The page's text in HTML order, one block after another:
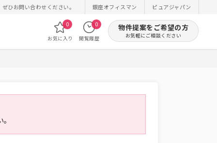
ひお問い合わせください。 銀座オフィスマン ピュアジャパン
お気に入り
0
閲覧履歴
0 物件提案をご希望の方
お気軽にご相談ください